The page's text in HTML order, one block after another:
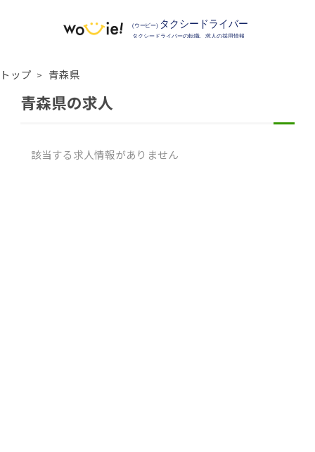
トップ 青森県
青森県の求人
該当する求人情報がありません